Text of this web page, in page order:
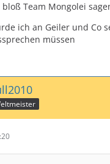
Team Mongolei
ich an Geiler und Co
müssen